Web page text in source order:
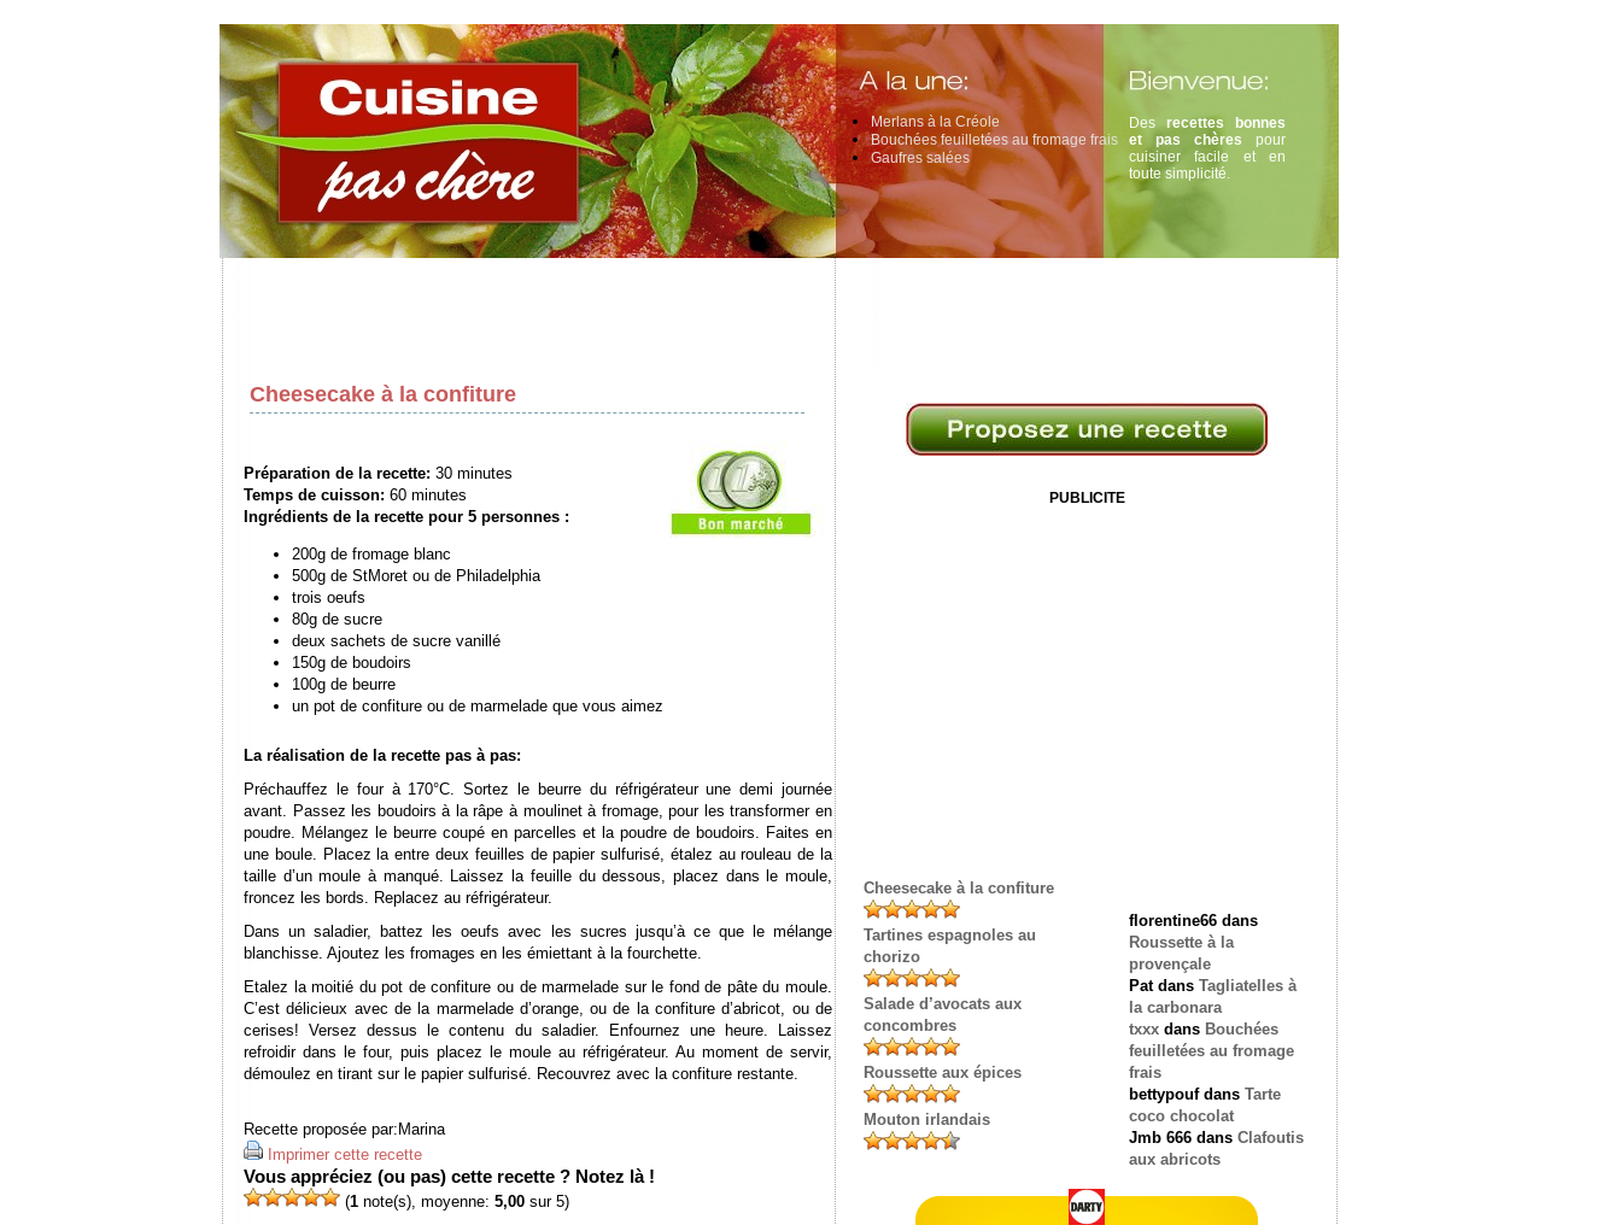
Des recettes bonnes
et pas chères pour
cuisiner facile et en
toute simplicité.
Merlans à la Créole
Bouchées feuilletées au fromage frais
Gaufres salées
Cheesecake à la confiture
Préparation de la recette: 30 minutes
Temps de cuisson: 60 minutes
Ingrédients de la recette pour 5 personnes :
200g de fromage blanc
500g de StMoret ou de Philadelphia
trois oeufs
80g de sucre
deux sachets de sucre vanillé
150g de boudoirs
100g de beurre
un pot de confiture ou de marmelade que vous aimez
La réalisation de la recette pas à pas:
Préchauffez le four à 170°C. Sortez le beurre du réfrigérateur une demi journée
avant. Passez les boudoirs à la râpe à moulinet à fromage, pour les transformer en
poudre. Mélangez le beurre coupé en parcelles et la poudre de boudoirs. Faites en
une boule. Placez la entre deux feuilles de papier sulfurisé, étalez au rouleau de la
taille d’un moule à manqué. Laissez la feuille du dessous, placez dans le moule,
froncez les bords. Replacez au réfrigérateur.
Dans un saladier, battez les oeufs avec les sucres jusqu’à ce que le mélange
blanchisse. Ajoutez les fromages en les émiettant à la fourchette.
Etalez la moitié du pot de confiture ou de marmelade sur le fond de pâte du moule.
C’est délicieux avec de la marmelade d’orange, ou de la confiture d’abricot, ou de
cerises! Versez dessus le contenu du saladier. Enfournez une heure. Laissez
refroidir dans le four, puis placez le moule au réfrigérateur. Au moment de servir,
démoulez en tirant sur le papier sulfurisé. Recouvrez avec la confiture restante.
Recette proposée par: Marina
Imprimer cette recette
Vous appréciez (ou pas) cette recette ? Notez là !
(1 note(s), moyenne: 5,00 sur 5)
PUBLICITE
Cheesecake à la confiture
Tartines espagnoles au
chorizo
Salade d’avocats aux
concombres
Roussette aux épices
Mouton irlandais
florentine66 dans
Roussette à la
provençale
Patdans Tagliatelles à
la carbonara
txxx dans Bouchées
feuilletées au fromage
frais
bettypoufdans Tarte
coco chocolat
Jmb 666 dans Clafoutis
aux abricots